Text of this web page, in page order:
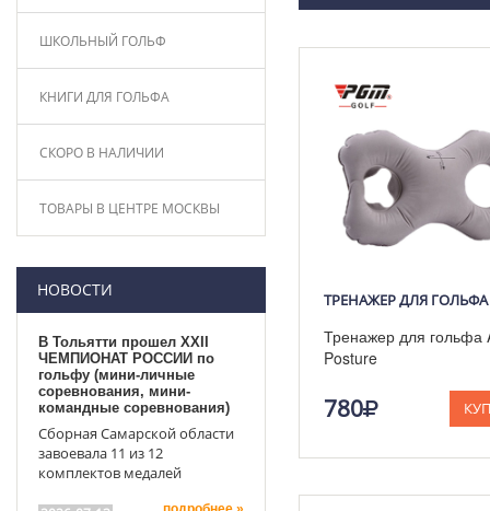
ШКОЛЬНЫЙ ГОЛЬФ
КНИГИ ДЛЯ ГОЛЬФА
СКОРО В НАЛИЧИИ
ТОВАРЫ В ЦЕНТРЕ МОСКВЫ
НОВОСТИ
В Тольятти прошел XXII
ЧЕМПИОНАТ РОССИИ по
гольфу (мини-личные
соревнования, мини-
командные соревнования)
Сборная Самарской области
завоевала 11 из 12
комплектов медалей
Тренажер для гольфа
Posture
рук.
780